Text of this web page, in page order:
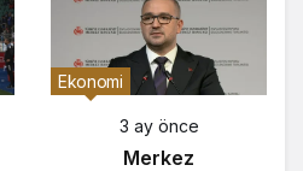
Son Dakika
3 ay önce
Çaykur Rizespor,